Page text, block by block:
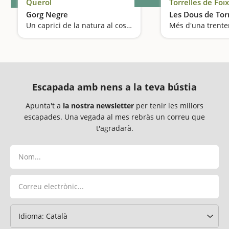
Gorg Negre
Un caprici de la natura al costat del Gaià
Les Dous de
Escapada amb nens a la teva bústia
Apunta't a la nostra newsletter per tenir les millors
escapades. Una vegada al mes rebràs un correu que
t'agradarà.